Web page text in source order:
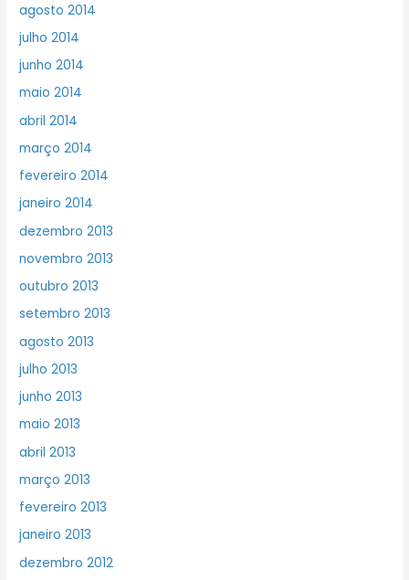
agosto 2014
julho 2014
junho 2014
maio 2014
abril 2014
março 2014
fevereiro 2014
janeiro 2014
dezembro 2013
novembro 2013
outubro 2013
setembro 2013
agosto 2013
julho 2013
junho 2013
maio 2013
abril 2013
março 2013
fevereiro 2013
janeiro 2013
dezembro 2012